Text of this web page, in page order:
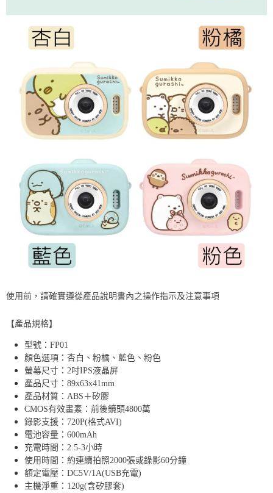
使用前，請確實遵從產品說明書內之操作指示及注意事項
【產品規格】
型號：FP01
顏色選項：杏白、粉橘、藍色、粉色
螢幕尺寸：2吋IPS液晶屏
產品尺寸：89x63x41mm
產品材質：ABS＋矽膠
CMOS有效畫素：前後鏡頭4800萬
錄影支援：720P(格式AVI)
電池容量：600mAh
充電時間：2.5-3小時
使用時間：約連續拍照2000張或錄影60分鐘
額定電壓：DC5V/1A(USB充電)
主機淨重：120g(含矽膠套)